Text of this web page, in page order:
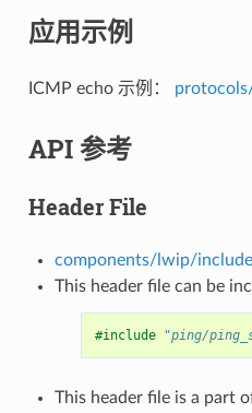
应用示例
ICMP echo 示例：
API 参考
Header File
components/lwip/
This header file can be
#include "ping/
This header file is a part